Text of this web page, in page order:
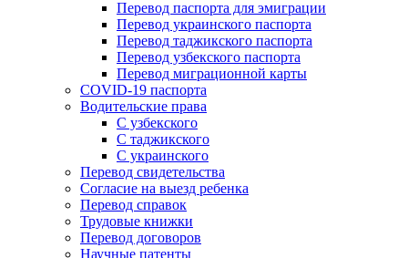
Перевод паспорта для эмиграции
Перевод украинского паспорта
Перевод таджикского паспорта
Перевод узбекского паспорта
Перевод миграционной карты
COVID-19 паспорта
Водительские права
С узбекского
С таджикского
С украинского
Перевод свидетельства
Согласие на выезд ребенка
Перевод справок
Трудовые книжки
Перевод договоров
Научные патенты